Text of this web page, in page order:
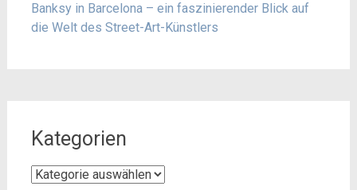
Banksy in Barcelona – ein faszinierender Blick auf
die Welt des Street-Art-Künstlers
Kategorien
Kategorien